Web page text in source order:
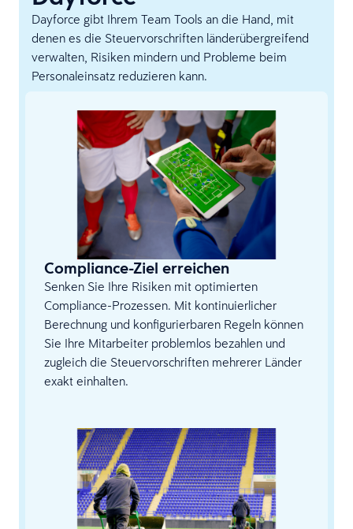
Dayforce gibt Ihrem Team Tools an die Hand, mit
denen es die Steuervorschriften länderübergreifend
verwalten, Risiken mindern und Probleme beim
Personaleinsatz reduzieren kann.
Compliance-Ziel erreichen
Senken Sie Ihre Risiken mit optimierten
Compliance-Prozessen. Mit kontinuierlicher
Berechnung und konfigurierbaren Regeln können
Sie Ihre Mitarbeiter problemlos bezahlen und
zugleich die Steuervorschriften mehrerer Länder
exakt einhalten.